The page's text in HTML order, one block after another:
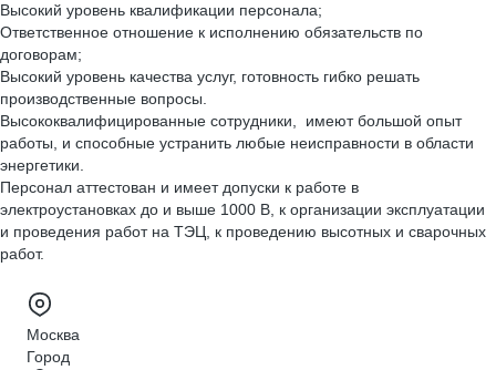
Высокий уровень квалификации персонала;
Ответственное отношение к исполнению обязательств по
договорам;
Высокий уровень качества услуг, готовность гибко решать
производственные вопросы.
Высококвалифицированные сотрудники, имеют большой опыт
работы, и способные устранить любые неисправности в области
энергетики.
Персонал аттестован и имеет допуски к работе в
электроустановках до и выше 1000 В, к организации эксплуатации
и проведения работ на ТЭЦ, к проведению высотных и сварочных
работ.
Москва
Город